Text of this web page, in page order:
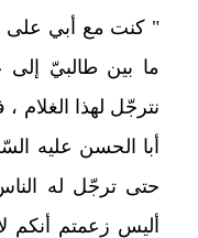
" كنت مع أبي على
ما بين طالبيّ إلى
نترجّل لهذا الغلام ،
أبا الحسن عليه
حتى ترجّل له
أليس زعمتم أنكم